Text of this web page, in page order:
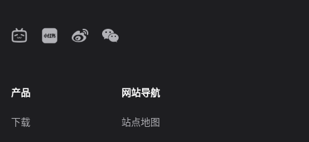
产品
下载
网站导航
站点地图